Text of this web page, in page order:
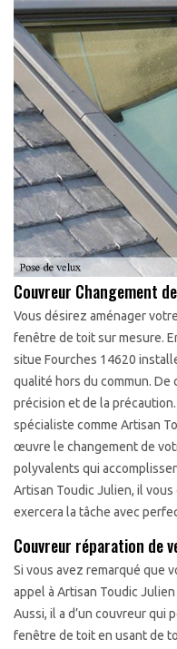
Couvreur Changement
Vous désirez aménager
fenêtre de toit sur mesure.
situe Fourches 14620
qualité hors du commun. De
précision et de la
spécialiste comme Artisan
œuvre le changement de
polyvalents qui
Artisan Toudic Julien, il
exercera la tâche avec
Couvreur réparation de
Si vous avez remarqué que
appel à Artisan Toudic
Aussi, il a d’un couvreur qui
fenêtre de toit en usant de